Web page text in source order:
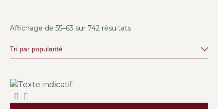
Affichage de 55–63 sur 742 résultats